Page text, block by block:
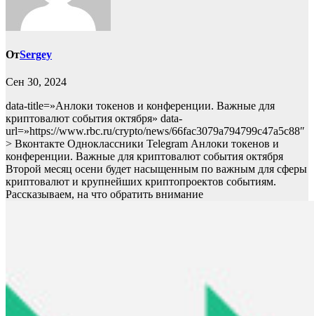
ОтSergey
Сен 30, 2024
data-title=»Анлоки токенов и конференции. Важные для
криптовалют события октября» data-
url=»https://www.rbc.ru/crypto/news/66fac3079a794799c47a5c88″
> Вконтакте Одноклассники Telegram Анлоки токенов и
конференции. Важные для криптовалют события октября
Второй месяц осени будет насыщенным по важным для сферы
криптовалют и крупнейших криптопроектов событиям.
Рассказываем, на что обратить внимание